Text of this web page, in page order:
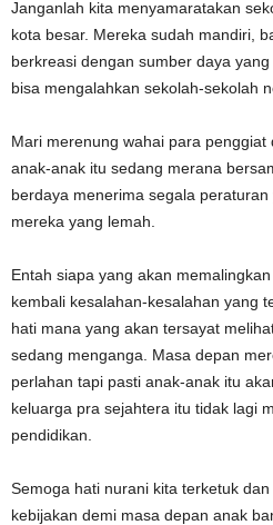
Janganlah kita menyamaratakan
kota besar. Mereka sudah mandiri,
berkreasi dengan sumber daya
bisa mengalahkan sekolah-sekolah
Mari merenung wahai para penggiat
anak-anak itu sedang merana
berdaya menerima segala
mereka yang lemah.
Entah siapa yang akan
kembali kesalahan-kesalahan yang
hati mana yang akan tersayat
sedang menganga. Masa depan
perlahan tapi pasti anak-anak itu
keluarga pra sejahtera itu tidak lagi
pendidikan.
Semoga hati nurani kita terketuk
kebijakan demi masa depan anak